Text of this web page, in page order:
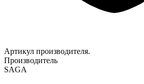
Артикул производителя.
Производитель
SAGA